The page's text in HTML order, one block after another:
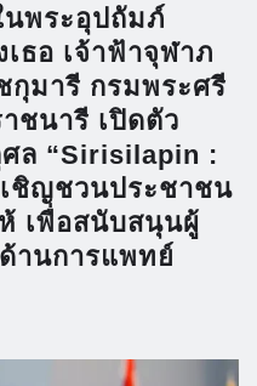
พระอุปถัมภ์
ธอ เจ้าฟ้าจุฬาภ
มารี กรมพระศรี
ชนารี เปิดตัว
ล “Sirisilapin :
ชิญชวนประชาชน
เพื่อสนับสนุนผู้
านการแพทย์